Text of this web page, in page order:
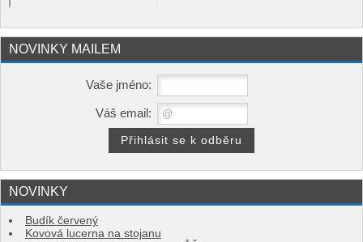
NOVINKY MAILEM
Vaše jméno:
Váš email:
NOVINKY
Budík červený
Kovová lucerna na stojanu